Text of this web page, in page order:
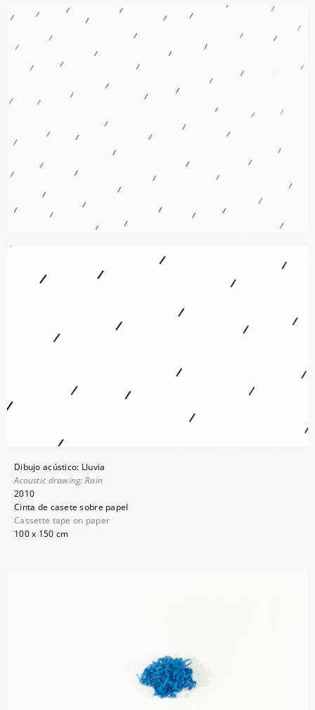
Dibujo acústico: Lluvia
Acoustic drawing: Rain
2010
Cinta de casete sobre papel
Cassette tape on paper
100 x 150 cm